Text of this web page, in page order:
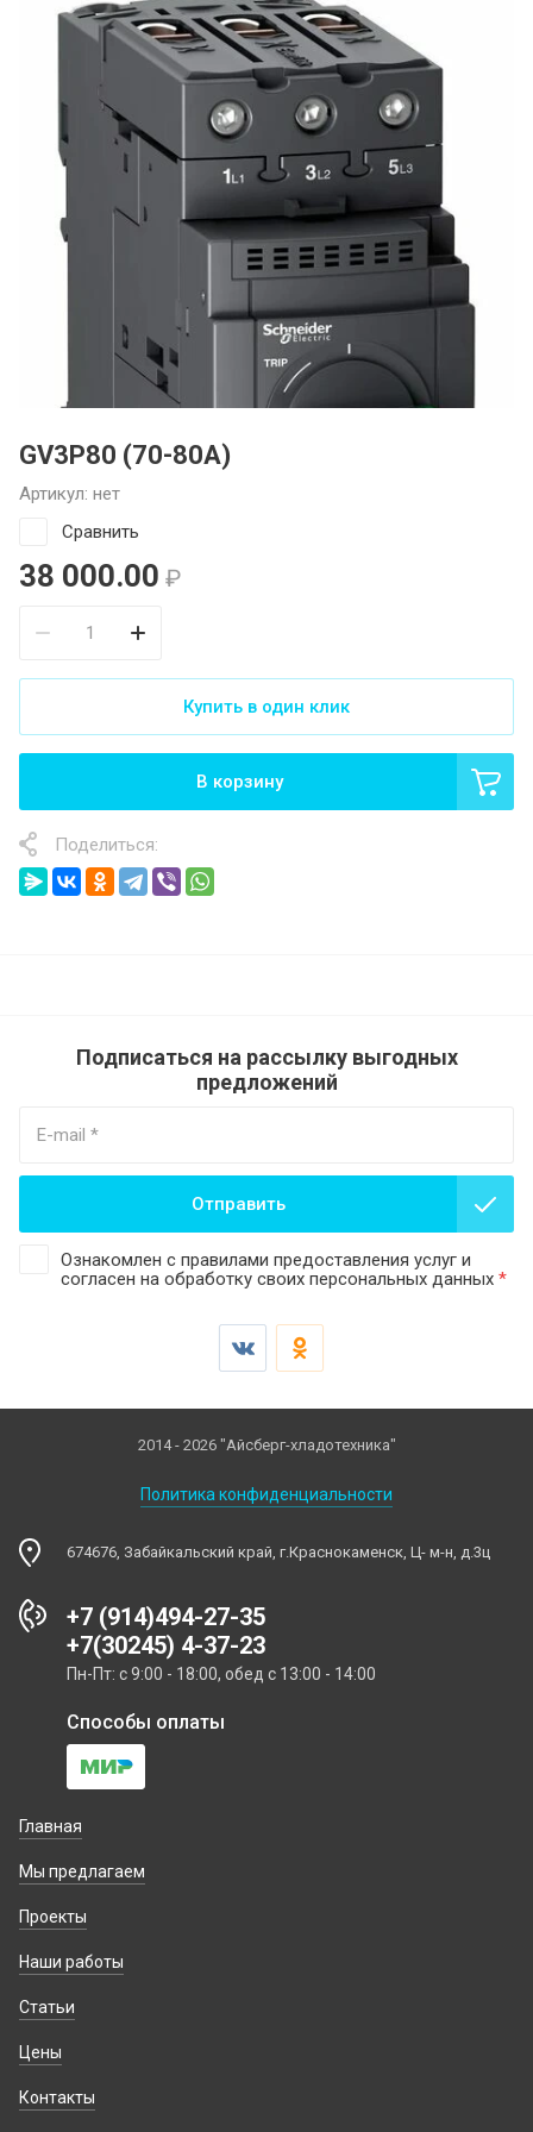
Монтаж кондиционеров
Ремонт автомобильных
кондиционеров
Ремонт авторефрижераторов
Запчасти для холодильного и
климатического оборудования
GV3P80 (70-80A)
Артикул: нет
Сравнить
38 000.00 ₽
В корзину
Купить в один клик
Поделиться:
Подписаться на рассылку выгодных
предложений
Ознакомлен с правилами предоставления услуг и
согласен на обработку своих персональных данных *
Отправить
2014 - 2026 "Айсберг-хладотехника"
Политика конфиденциальности
674676, Забайкальский край, г.Краснокаменск, Ц- м-н, д.3ц
+7 (914)494-27-35
+7(30245) 4-37-23
Пн-Пт: с 9:00 - 18:00, обед с 13:00 - 14:00
Способы оплаты
Главная
Мы предлагаем
Проекты
Наши работы
Статьи
Цены
Контакты